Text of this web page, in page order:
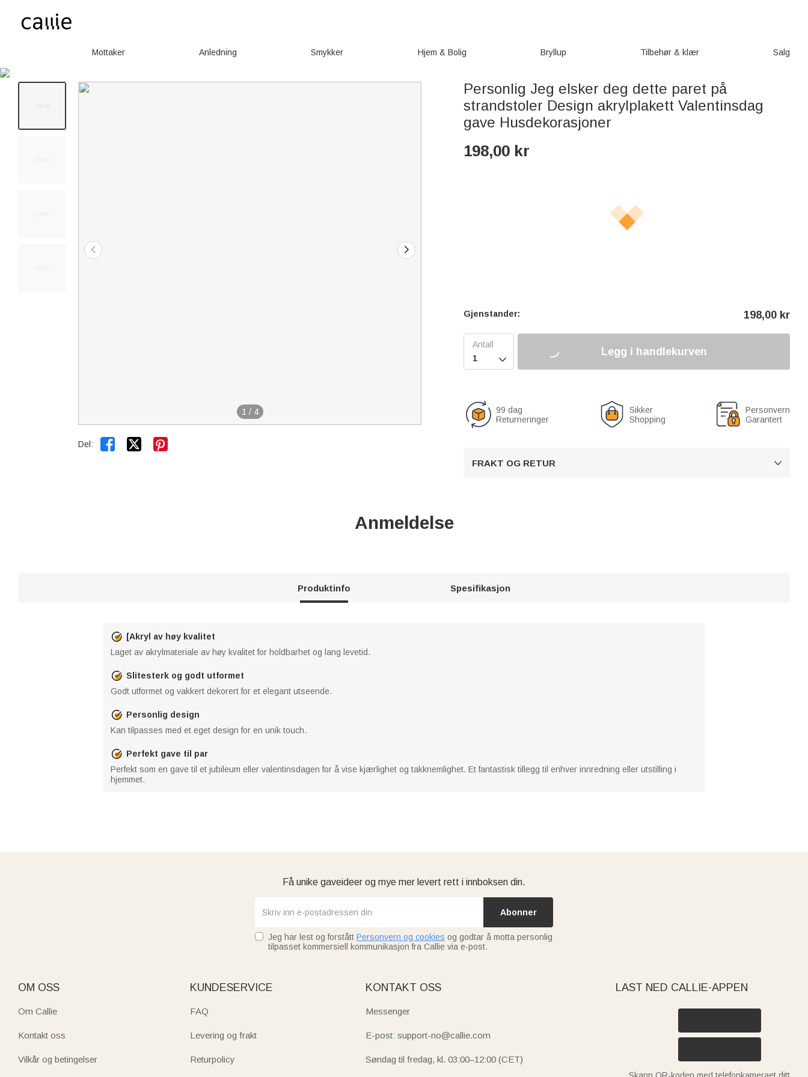
Mottaker Anledning Smykker Hjem & Bolig Bryllup Tilbehør & klær Salg
1 / 4
Del:  
Personlig Jeg elsker deg dette paret på
strandstoler Design akrylplakett Valentinsdag
gave Husdekorasjoner
198,00 kr
Gjenstander: 198,00 kr

Legg i handlekurven
99 dag
Returneringer
Sikker
Shopping
Personvern
Garantert
FRAKT OG RETUR 
Anmeldelse
Produktinfo Spesifikasjon
[Akryl av høy kvalitet
Laget av akrylmateriale av høy kvalitet for holdbarhet og lang levetid.
Slitesterk og godt utformet
Godt utformet og vakkert dekorert for et elegant utseende.
Personlig design
Kan tilpasses med et eget design for en unik touch.
Perfekt gave til par
Perfekt som en gave til et jubileum eller valentinsdagen for å vise kjærlighet og takknemlighet. Et fantastisk tillegg til enhver innredning eller utstilling i
hjemmet.
Få unike gaveideer og mye mer levert rett i innboksen din.
Abonner
Jeg har lest og forstått Personvern og cookies og godtar å motta personlig
tilpasset kommersiell kommunikasjon fra Callie via e-post.
OM OSS
Om Callie
Kontakt oss
Vilkår og betingelser
KUNDESERVICE
FAQ
Levering og frakt
Returpolicy
KONTAKT OSS
Messenger
E-post: support-no@callie.com
Søndag til fredag, kl. 03:00–12:00 (CET)
LAST NED CALLIE-APPEN